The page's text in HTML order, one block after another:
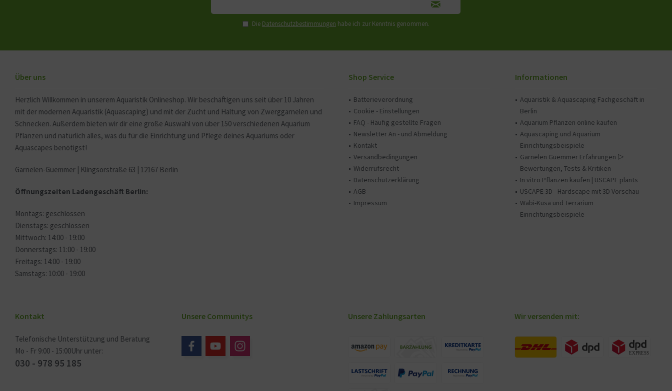
Die Datenschutzbestimmungen habe ich zur Kenntnis genommen.
Über uns
Herzlich Willkommen in unserem Aquaristik Onlineshop. Wir beschäftigen uns seit über 10 Jahren
mit der modernen Aquaristik (Aquascaping) und mit der Zucht und Haltung von Zwerggarnelen und
Schnecken. Außerdem bieten wir dir eine große Auswahl von über 150 verschiedenen Aquarium
Pflanzen und natürlich alles, was du für die Einrichtung und Pflege deines Aquariums oder
Aquascapes benötigst!
Garnelen-Guemmer | Klingsorstraße 63 | 12167 Berlin
Öffnungszeiten Ladengeschäft Berlin:
Montags: geschlossen
Dienstags: geschlossen
Mittwoch: 14:00 - 19:00
Donnerstags: 11:00 - 19:00
Freitags: 14:00 - 19:00
Samstags: 10:00 - 19:00
Shop Service
Batterieverordnung
Cookie - Einstellungen
FAQ - Häufig gestellte Fragen
Newsletter An - und Abmeldung
Kontakt
Versandbedingungen
Widerrufsrecht
Datenschutzerklärung
AGB
Impressum
Informationen
Aquaristik & Aquascaping Fachgeschäft in
Berlin
Aquarium Pflanzen online kaufen
Aquascaping und Aquarium
Einrichtungsbeispiele
Garnelen Guemmer Erfahrungen ▷
Bewertungen, Tests & Kritiken
In vitro Pflanzen kaufen | USCAPE plants
USCAPE 3D - Hardscape mit 3D Vorschau
Wabi-Kusa und Terrarium
Einrichtungsbeispiele
Kontakt
Telefonische Unterstützung und Beratung
Mo - Fr 9:00 - 15:00Uhr unter:
030 - 978 95 185
Unsere Communitys Unsere Zahlungsarten Wir versenden mit: